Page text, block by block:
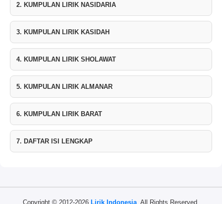
2. KUMPULAN LIRIK NASIDARIA
3. KUMPULAN LIRIK KASIDAH
4. KUMPULAN LIRIK SHOLAWAT
5. KUMPULAN LIRIK ALMANAR
6. KUMPULAN LIRIK BARAT
7. DAFTAR ISI LENGKAP
Copyright © 2012-2026 Lirik Indonesia . All Rights Reserved.